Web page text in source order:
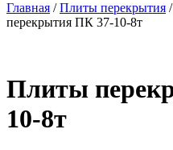
Главная /Плиты перекрытия /
перекрытия ПК 37-10-8т
Плиты
10-8т